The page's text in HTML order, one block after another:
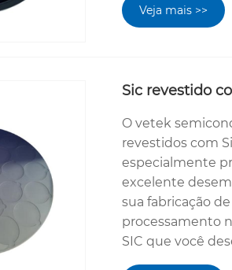
Veja mais >>
Sic revestido
O vetek
revestidos com
especialmente
excelente
sua fabricação
processamento
SIC que você